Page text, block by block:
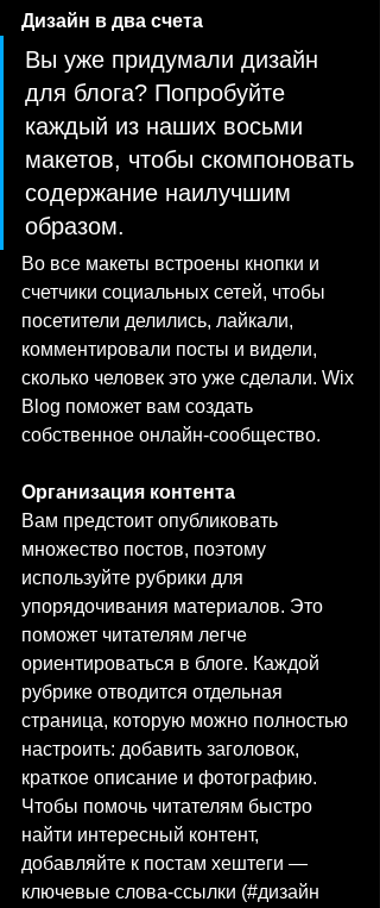
Дизайн в два счета
Вы уже придумали дизайн
для блога? Попробуйте
каждый из наших восьми
макетов, чтобы скомпоновать
содержание наилучшим
образом.
Во все макеты встроены кнопки и
счетчики социальных сетей, чтобы
посетители делились, лайкали,
комментировали посты и видели,
сколько человек это уже сделали. Wix
Blog поможет вам создать
собственное онлайн-сообщество.
Организация контента
Вам предстоит опубликовать
множество постов, поэтому
используйте рубрики для
упорядочивания материалов. Это
поможет читателям легче
ориентироваться в блоге. Каждой
рубрике отводится отдельная
страница, которую можно полностью
настроить: добавить заголовок,
краткое описание и фотографию.
Чтобы помочь читателям быстро
найти интересный контент,
добавляйте к постам хештеги —
ключевые слова-ссылки (#дизайн